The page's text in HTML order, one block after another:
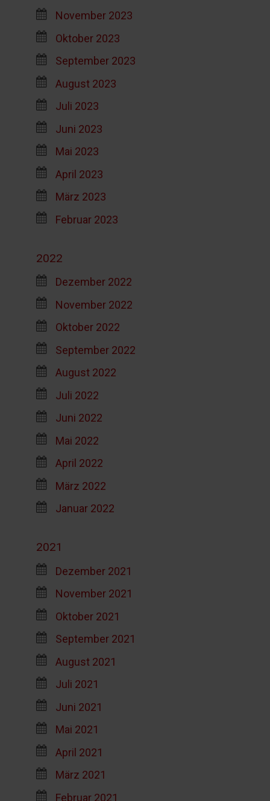
November 2023
Oktober 2023
September 2023
August 2023
Juli 2023
Juni 2023
Mai 2023
April 2023
März 2023
Februar 2023
2022
Dezember 2022
November 2022
Oktober 2022
September 2022
August 2022
Juli 2022
Juni 2022
Mai 2022
April 2022
März 2022
Januar 2022
2021
Dezember 2021
November 2021
Oktober 2021
September 2021
August 2021
Juli 2021
Juni 2021
Mai 2021
April 2021
März 2021
Februar 2021